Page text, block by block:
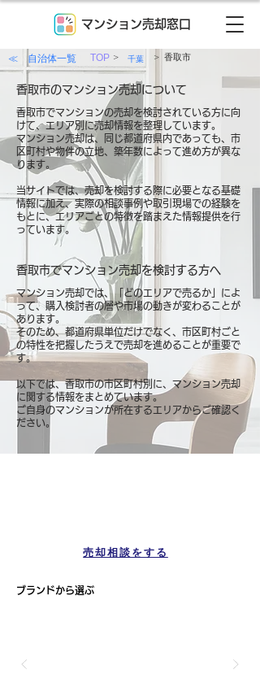
マンション売却窓口
≪ 自治体一覧 TOP > 千葉 > 香取市
香取市のマンション売却について
香取市でマンションの売却を検討されている方に向
けて、エリア別に売却情報を整理しています。
マンション売却は、同じ都道府県内であっても、市
区町村や物件の立地、築年数によって進め方が異な
ります。
当サイトでは、売却を検討する際に必要となる基礎
情報に加え、実際の相談事例や取引現場での経験を
もとに、エリアごとの特徴を踏まえた情報提供を行
っています。
香取市でマンション売却を検討する方へ
マンション売却では、「どのエリアで売るか」によ
って、購入検討者の層や市場の動きが変わることが
あります。
そのため、都道府県単位だけでなく、市区町村ごと
の特性を把握したうえで売却を進めることが重要で
す。
以下では、香取市の市区町村別に、マンション売却
に関する情報をまとめています。
ご自身のマンションが所在するエリアからご確認く
ださい。
売却相談をする
ブランドから選ぶ